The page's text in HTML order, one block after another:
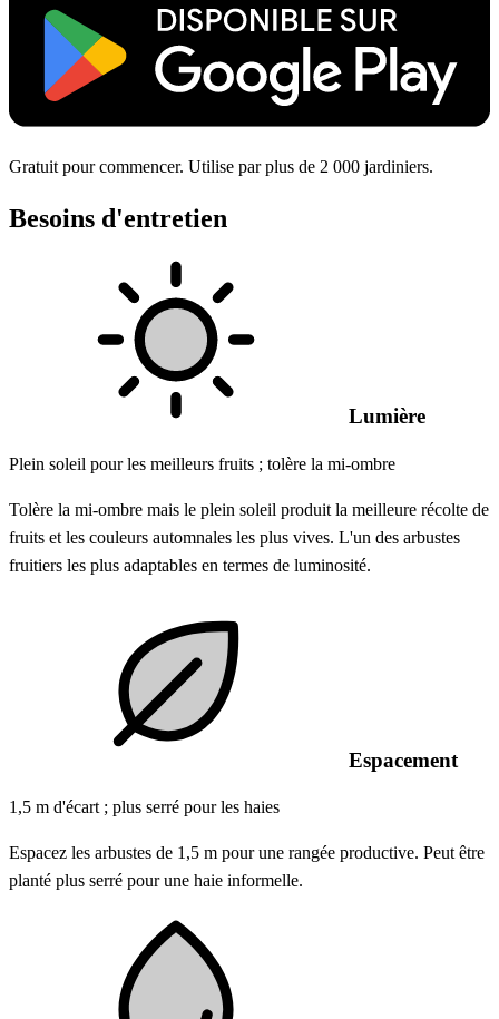
Gratuit pour commencer. Utilise par plus de 2 000 jardiniers.
Besoins d'entretien
Lumière
Plein soleil pour les meilleurs fruits ; tolère la mi-ombre
Tolère la mi-ombre mais le plein soleil produit la meilleure récolte de
fruits et les couleurs automnales les plus vives. L'un des arbustes
fruitiers les plus adaptables en termes de luminosité.
Espacement
1,5 m d'écart ; plus serré pour les haies
Espacez les arbustes de 1,5 m pour une rangée productive. Peut être
planté plus serré pour une haie informelle.